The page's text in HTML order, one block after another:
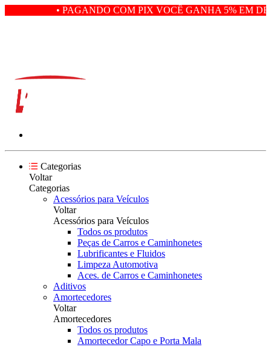
• PAGANDO COM PIX VOCÊ GANHA 5% EM
Categorias
Voltar
Categorias
Acessórios para Veículos
Voltar
Acessórios para Veículos
Todos os produtos
Peças de Carros e Caminhonetes
Lubrificantes e Fluidos
Limpeza Automotiva
Aces. de Carros e Caminhonetes
Aditivos
Amortecedores
Voltar
Amortecedores
Todos os produtos
Amortecedor Capo e Porta Mala